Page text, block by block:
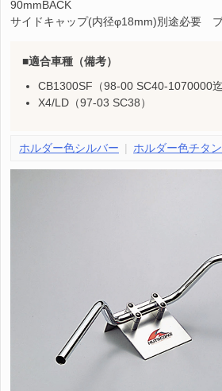
90mmBACK
サイドキャップ(内径φ18mm)別途必要
適合車種（備考）
CB1300SF（98-00 SC40-1070000迄
X4/LD（97-03 SC38）
ホルダー色シルバー ホルダー色チタン